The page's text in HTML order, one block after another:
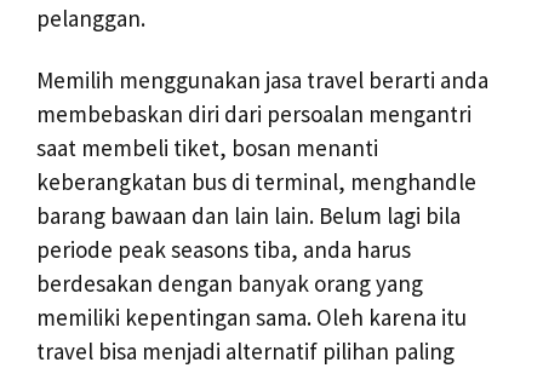
pelanggan.
Memilih menggunakan jasa travel berarti anda
membebaskan diri dari persoalan mengantri
saat membeli tiket, bosan menanti
keberangkatan bus di terminal, menghandle
barang bawaan dan lain lain. Belum lagi bila
periode peak seasons tiba, anda harus
berdesakan dengan banyak orang yang
memiliki kepentingan sama. Oleh karena itu
travel bisa menjadi alternatif pilihan paling